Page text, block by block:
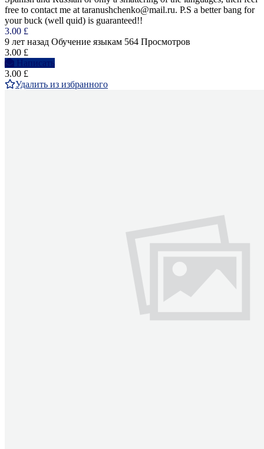
free to contact me at taranushchenko@mail.ru. P.S a better bang for
your buck (well quid) is guaranteed!!
3.00 £
9 лет назад Обучение языкам 564 Просмотров
3.00 £
Написать
3.00 £
Удалить из избранного